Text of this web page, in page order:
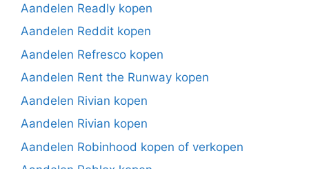
Aandelen Readly kopen
Aandelen Reddit kopen
Aandelen Refresco kopen
Aandelen Rent the Runway kopen
Aandelen Rivian kopen
Aandelen Rivian kopen
Aandelen Robinhood kopen of verkopen